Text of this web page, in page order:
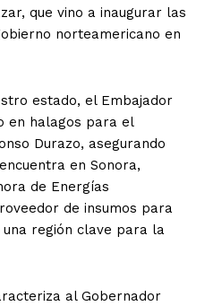
que vino a inaugurar las
norteamericano en
estado, el Embajador
en halagos para el
Durazo, asegurando
en Sonora,
de Energías
de insumos para
región clave para la
al Gobernador